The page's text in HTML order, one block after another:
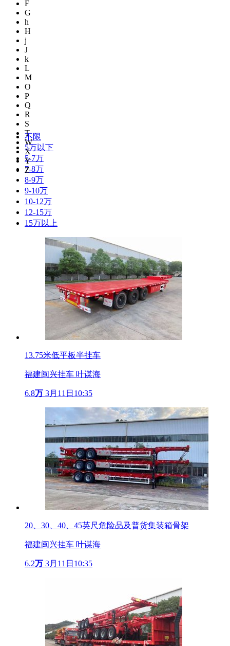
F
G
h
H
j
J
k
L
M
O
P
Q
R
S
T
W
X
Y
Z
不限
5万以下
5-7万
7-8万
8-9万
9-10万
10-12万
12-15万
15万以上
13.75米低平板半挂车
福建闽兴挂车 叶谋海
6.8万 3月11日10:35
20、30、40、45英尺危险品及普货集装箱骨架
福建闽兴挂车 叶谋海
6.2万 3月11日10:35